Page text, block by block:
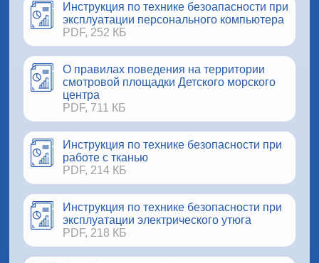
Инструкция по технике безоапасности при
эксплуатации персонального компьютера
PDF, 252 КБ
О правилах поведения на территории
смотровой площадки Детского морского
центра
PDF, 711 КБ
Инструкция по технике безопасности при
работе с тканью
PDF, 214 КБ
Инструкция по технике безопасности при
эксплуатации электрического утюга
PDF, 218 КБ